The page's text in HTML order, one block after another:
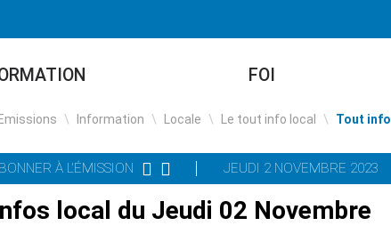
FOI
Emissions \ Information \ Locale \ Le tout info local \ Tout
À L'ÉMISSION JEUDI 2 NOVEMBRE 2023
local du Jeudi 02 Novembre